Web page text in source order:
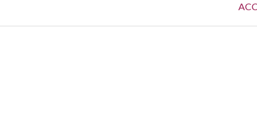
principal